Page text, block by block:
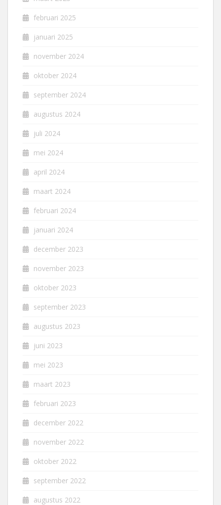
februari 2025
januari 2025
november 2024
oktober 2024
september 2024
augustus 2024
juli 2024
mei 2024
april 2024
maart 2024
februari 2024
januari 2024
december 2023
november 2023
oktober 2023
september 2023
augustus 2023
juni 2023
mei 2023
maart 2023
februari 2023
december 2022
november 2022
oktober 2022
september 2022
augustus 2022